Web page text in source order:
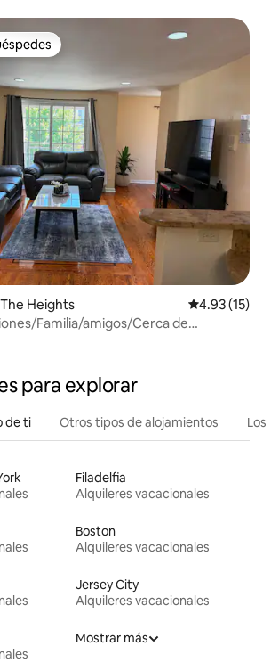
Heights Calificación
4.93 (15)
Familia/amigos/Cerca de
para explorar
de ti Otros tipos de alojamientos
Filadelfia
Alquileres vacacionales
Boston
Alquileres vacacionales
Jersey City
Alquileres vacacionales
Mostrar más